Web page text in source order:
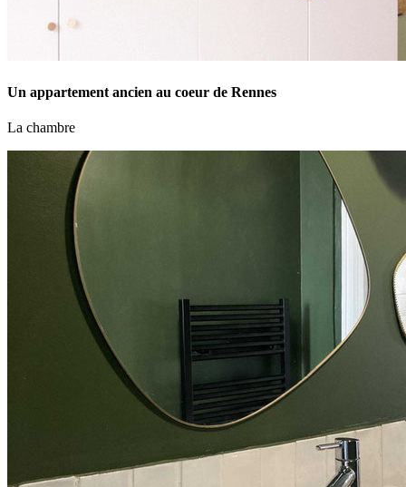
Un appartement ancien au coeur de Rennes
La chambre